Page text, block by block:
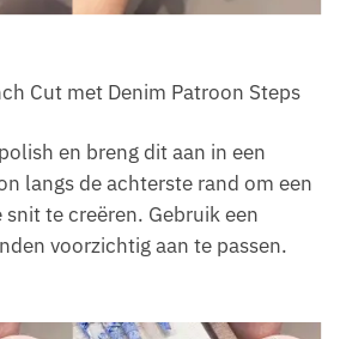
Cut met Denim Patroon Steps
en breng dit aan in een
langs de achterste rand om een
te creëren. Gebruik een
voorzichtig aan te passen.